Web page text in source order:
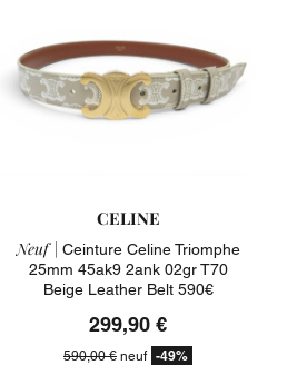
CELINE
Neuf | Ceinture Celine Triomphe
25mm 45ak9 2ank 02gr T70
Beige Leather Belt 590€
299,90 €
590,00 € neuf -49%